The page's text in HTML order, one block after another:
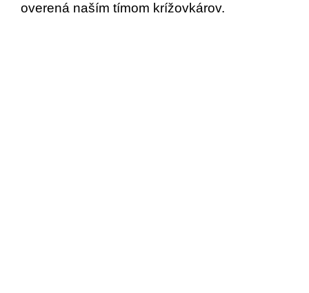
overená naším tímom krížovkárov.